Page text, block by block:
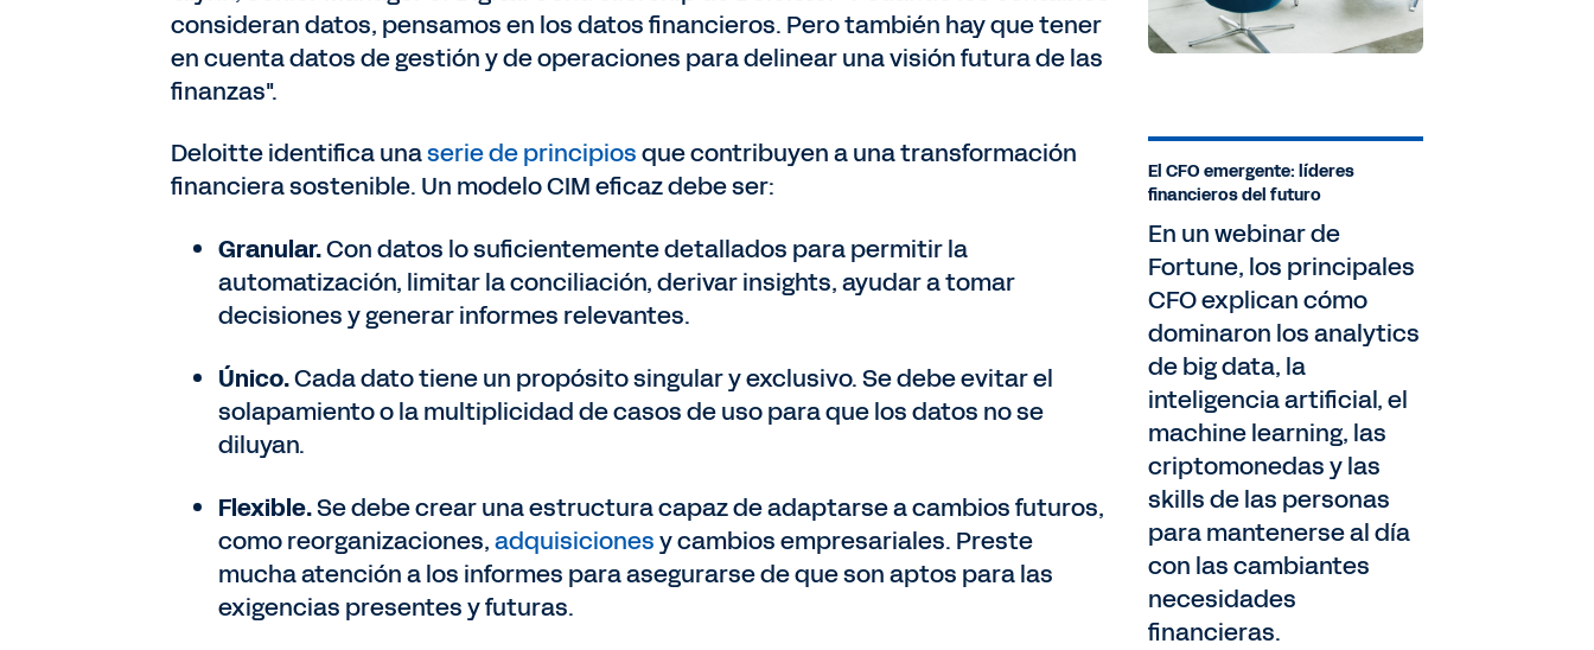
consideran datos, pensamos en los datos financieros. Pero también hay que tener
en cuenta datos de gestión y de operaciones para delinear una visión futura de las
finanzas".
Deloitte identifica unaserie de principiosque contribuyen a una transformación
financiera sostenible. Un modelo CIM eficaz debe ser:
Granular.Con datos lo suficientemente detallados para permitir la
automatización, limitar la conciliación, derivar insights, ayudar a tomar
decisiones y generar informes relevantes.
Único.Cada dato tiene un propósito singular y exclusivo. Se debe evitar el
solapamiento o la multiplicidad de casos de uso para que los datos no se
diluyan.
Flexible.Se debe crear una estructura capaz de adaptarse a cambios futuros,
como reorganizaciones,adquisicionesy cambios empresariales. Preste
mucha atención a los informes para asegurarse de que son aptos para las
exigencias presentes y futuras.
El CFO emergente: líderes
financieros del futuro
En un webinar de
Fortune, los principales
CFO explican cómo
dominaron los analytics
de big data, la
inteligencia artificial, el
machine learning, las
criptomonedas y las
skills de las personas
para mantenerse al día
con las cambiantes
necesidades
financieras.